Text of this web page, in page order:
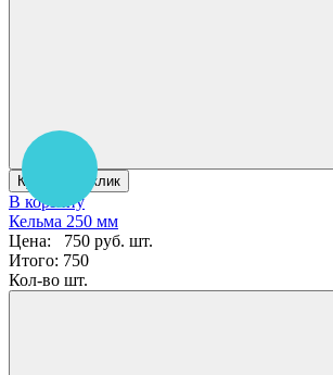
Купить в 1 клик
В корзину
Кельма 250 мм
Цена:
750 руб. шт.
Итого: 750
Кол-во шт.